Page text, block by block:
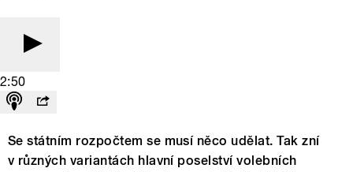
2:50
Se státním rozpočtem se musí něco udělat. Tak zní
v různých variantách hlavní poselství volebních